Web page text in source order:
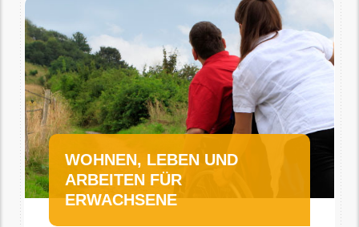
WOHNEN, LEBEN UND
ARBEITEN FÜR
ERWACHSENE